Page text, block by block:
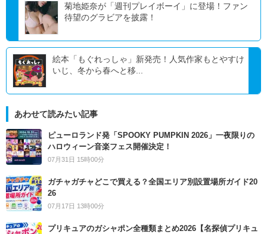
菊地姫奈が「週刊プレイボーイ」に登場！ファン
待望のグラビアを披露！
絵本「もぐれっしゃ」新発売！人気作家もとやすけ
いじ、冬から春へと移...
あわせて読みたい記事
ピューロランド発「SPOOKY PUMPKIN 2026」一夜限りの
ハロウィーン音楽フェス開催決定！
07月31日 15時00分
ガチャガチャどこで買える？全国エリア別設置場所ガイド20
26
07月17日 13時00分
プリキュアのガシャポン全種類まとめ2026【名探偵プリキュ